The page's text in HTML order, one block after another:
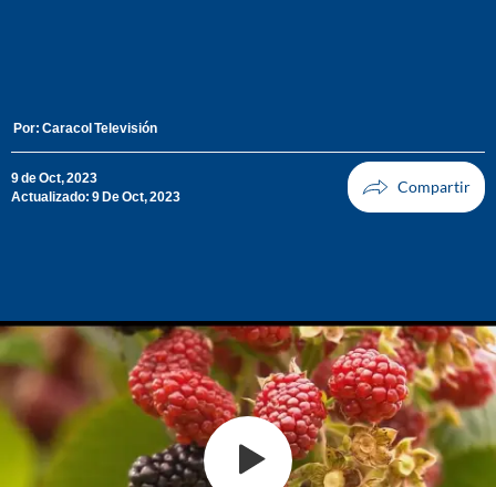
Por: Caracol Televisión
9 de Oct, 2023
Actualizado: 9 De Oct, 2023